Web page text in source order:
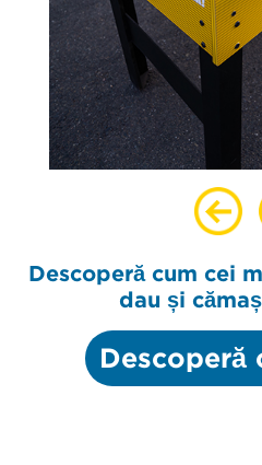
Descoperă cum cei
dau și
Descoperă